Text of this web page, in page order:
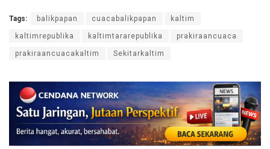
Tags: balikpapan cuacabalikpapan kaltim
kaltimrepublika kaltimtararepublika prakiraancuaca
prakiraancuacakaltim Sekitarkaltim